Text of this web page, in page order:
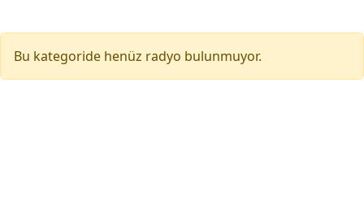
Bu kategoride henüz radyo bulunmuyor.